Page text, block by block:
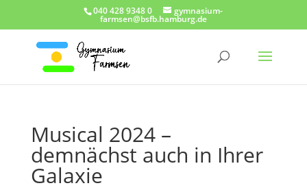
040 428 9348 0 gymnasium-
farmsen@bsfb.hamburg.de
Musical 2024 –
demnächst auch in Ihrer
Galaxie